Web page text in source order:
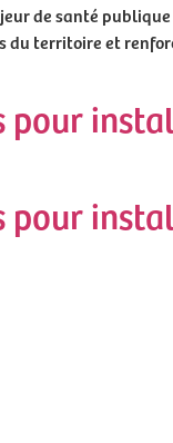
de santé
du territoire et
pour